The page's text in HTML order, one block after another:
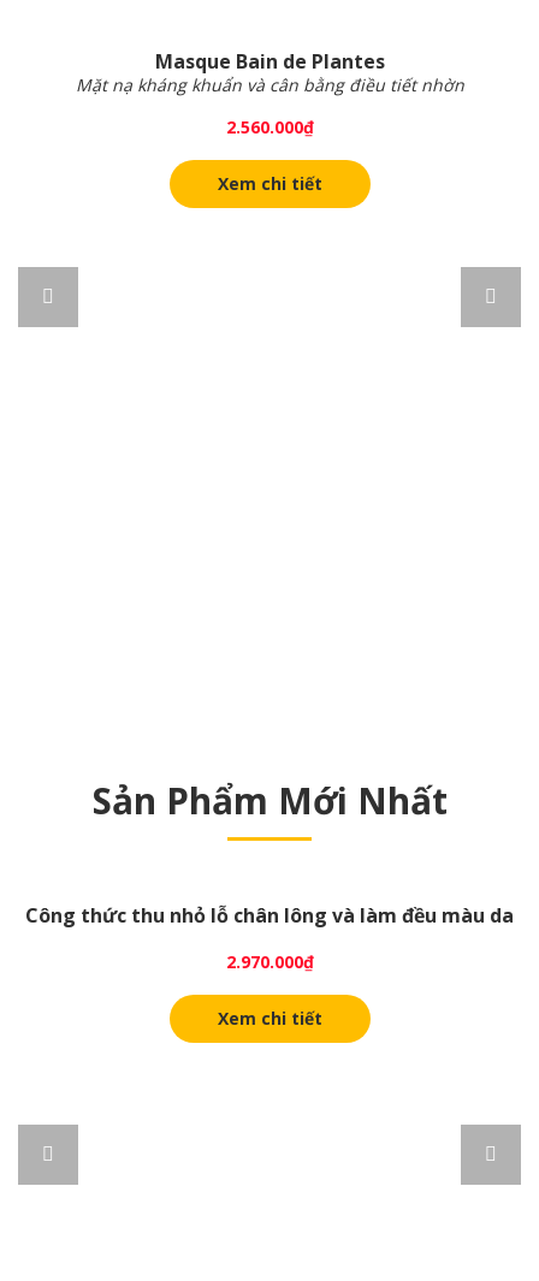
Masque Bain de Plantes
Mặt nạ kháng khuẩn và cân bằng điều tiết nhờn
2.560.000₫
Xem chi tiết
Sản Phẩm Mới Nhất
Công thức thu nhỏ lỗ chân lông và làm đều màu da
2.970.000₫
Xem chi tiết